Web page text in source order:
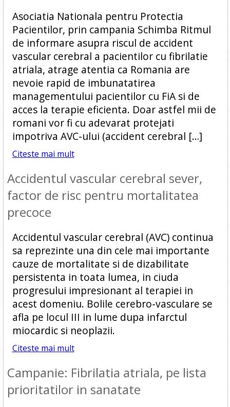
Asociatia Nationala pentru Protectia
Pacientilor, prin campania Schimba Ritmul
de informare asupra riscul de accident
vascular cerebral a pacientilor cu fibrilatie
atriala, atrage atentia ca Romania are
nevoie rapid de imbunatatirea
managementului pacientilor cu FiA si de
acces la terapie eficienta. Doar astfel mii de
romani vor fi cu adevarat protejati
impotriva AVC-ului (accident cerebral […]
Citeste mai mult
Accidentul vascular cerebral sever,
factor de risc pentru mortalitatea
precoce
Accidentul vascular cerebral (AVC) continua
sa reprezinte una din cele mai importante
cauze de mortalitate si de dizabilitate
persistenta in toata lumea, in ciuda
progresului impresionant al terapiei in
acest domeniu. Bolile cerebro-vasculare se
afla pe locul III in lume dupa infarctul
miocardic si neoplazii.
Citeste mai mult
Campanie: Fibrilatia atriala, pe lista
prioritatilor in sanatate